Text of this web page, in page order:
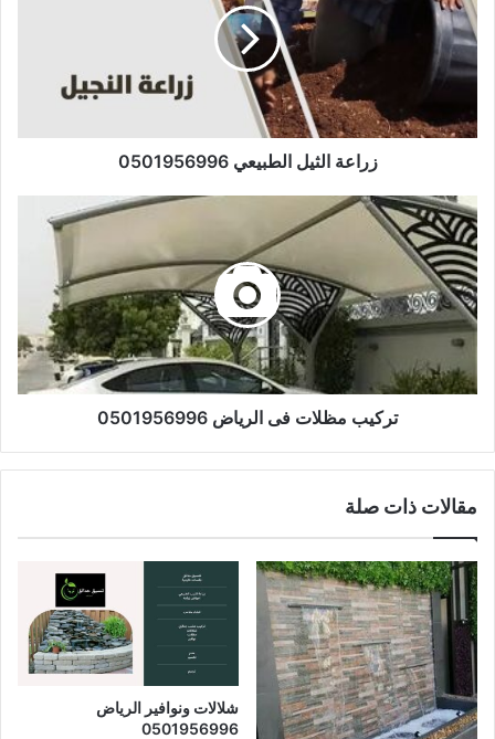
زراعة الثيل الطبيعي 0501956996
تركيب مظلات فى الرياض 0501956996
مقالات ذات صلة
شلالات ونوافير الرياض
0501956996